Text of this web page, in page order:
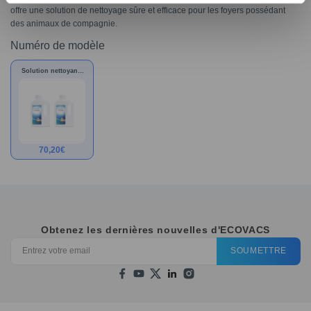
offre une solution de nettoyage sûre et efficace pour les foyers possédant
des animaux de compagnie.
Numéro de modèle
Solution nettoyante
animaux* 1L*2 pour
DEEBOT
70,20€
Obtenez les dernières nouvelles d'ECOVACS
SOUMETTRE